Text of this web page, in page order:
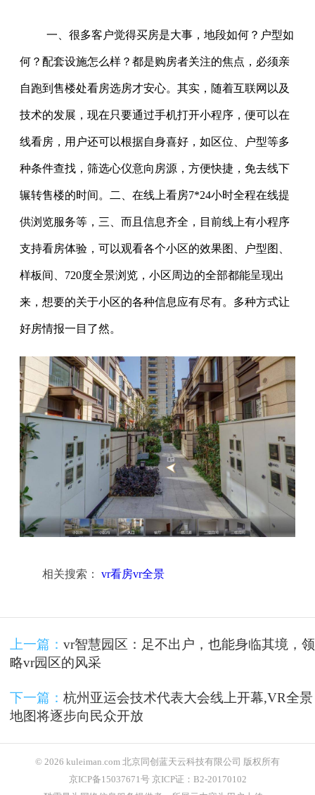
一、很多客户觉得买房是大事，地段如何？户型如
何？配套设施怎么样？都是购房者关注的焦点，必须亲
自跑到售楼处看房选房才安心。其实，随着互联网以及
技术的发展，现在只要通过手机打开小程序，便可以在
线看房，用户还可以根据自身喜好，如区位、户型等多
种条件查找，筛选心仪意向房源，方便快捷，免去线下
辗转售楼的时间。二、在线上看房7*24小时全程在线提
供浏览服务等，三、而且信息齐全，目前线上有小程序
支持看房体验，可以观看各个小区的效果图、户型图、
样板间、720度全景浏览，小区周边的全部都能呈现出
来，想要的关于小区的各种信息应有尽有。多种方式让
好房情报一目了然。
相关搜索： vr看房vr全景
上一篇： vr智慧园区：足不出户，也能身临其境，领
略vr园区的风采
下一篇： 杭州亚运会技术代表大会线上开幕,VR全景
地图将逐步向民众开放
© 2026 kuleiman.com 北京同创蓝天云科技有限公司 版权所有
京ICP备15037671号 京ICP证：B2-20170102